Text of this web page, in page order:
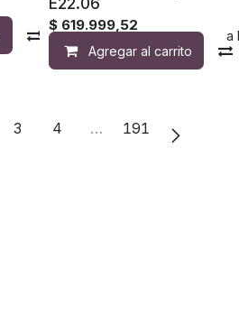
Compara Agregar a la
$ 619.999,52
Agregar al carrito
3 4 … 191